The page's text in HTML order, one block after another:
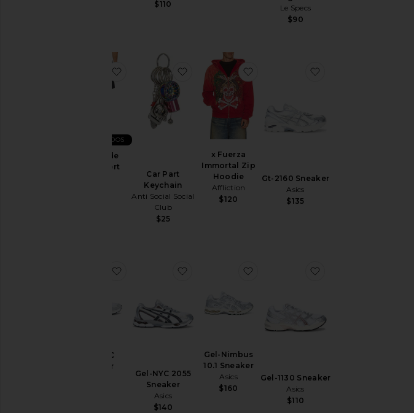
$110
Le Specs
$90
6" Seaside
Terry Short
MAIS VENDIDOS
favorito6" Seaside Terry Short
Car Part
Keychain
Anti Social Social
Club
$25
favoritoCar Part Keychain
x Fuerza
Immortal Zip
Hoodie
Affliction
$120
favoritox Fuerza Immortal Zip Hoodie
Gt-2160 Sneaker
Asics
$135
Gel-NYC
Sneaker
favoritoGel-NYC Sneaker
Gel-NYC 2055
Sneaker
Asics
$140
favoritoGel-NYC 2055 Sneaker
Gel-Nimbus
10.1 Sneaker
Asics
$160
favoritoGel-Nimbus 10.1 Sneaker
Gel-1130 Sneaker
Asics
$110